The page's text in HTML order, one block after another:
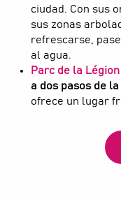
ciudad. Con sus
sus zonas
refrescarse,
al agua.
Parc de la
a dos pasos de
ofrece un lugar